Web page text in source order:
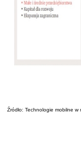
Źródło: Technologie mobilne